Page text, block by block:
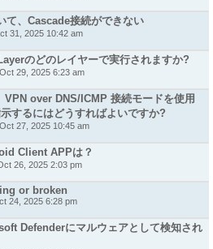
て、Cascade接続ができない
31, 2025 10:42 am
のどのレイヤーで実行されますか?
29, 2025 6:23 am
VPN over DNS/ICMP 接続モードを使用
するにはどうすればよいですか?
27, 2025 10:45 am
Client APPは？
26, 2025 2:03 pm
or broken
24, 2025 6:28 pm
Defenderにマルウェアとして検知され